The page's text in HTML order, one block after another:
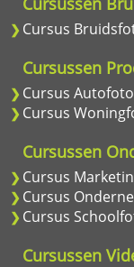
Cursus
Cursussen
Cursus
Cursus
Cursussen
Cursus
Cursus
Cursus
Cursussen